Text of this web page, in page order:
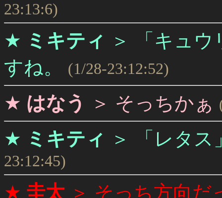
23:13:6)
★ ミキティ ＞
「キュ
すね。
(1/28-23:12:52)
★ はなう ＞ そっちかぁ
★ ミキティ ＞ 「レタ
23:12:45)
★ 圭太 ＞ そっち方向だ